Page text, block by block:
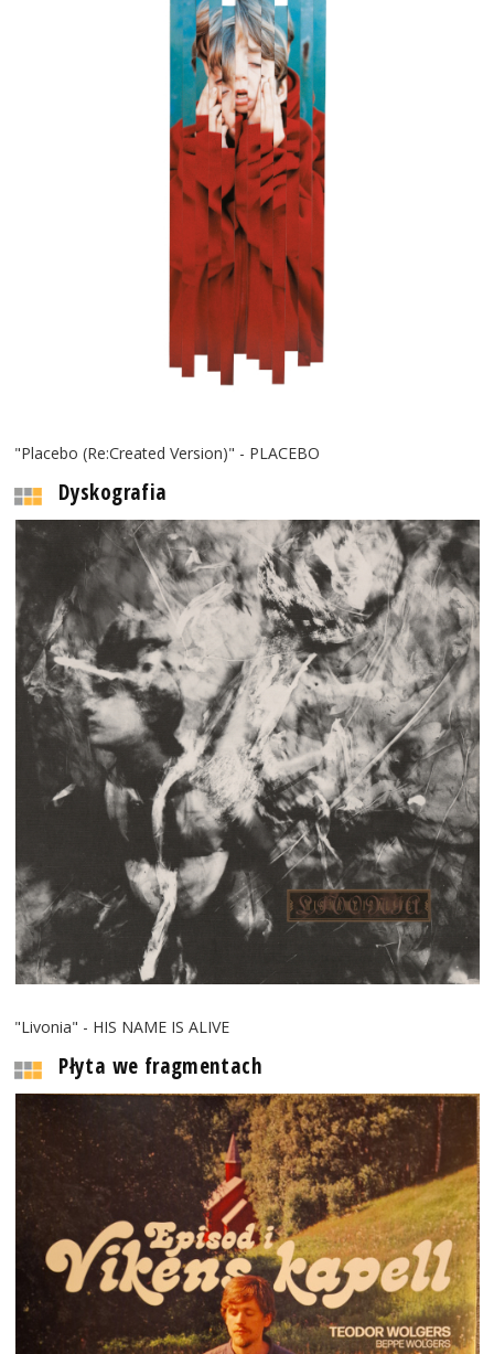
"Placebo (Re:Created Version)" - PLACEBO
Dyskografia
"Livonia" - HIS NAME IS ALIVE
Płyta we fragmentach